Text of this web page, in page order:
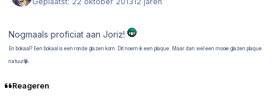
Nogmaals proficiat aan Joriz!
En bokaal? Een bokaal is een ronde glazen kom. Dit noem ik een plaque. Maar dan wel een mooie glazen plaque
natuurlijk.
Reageren